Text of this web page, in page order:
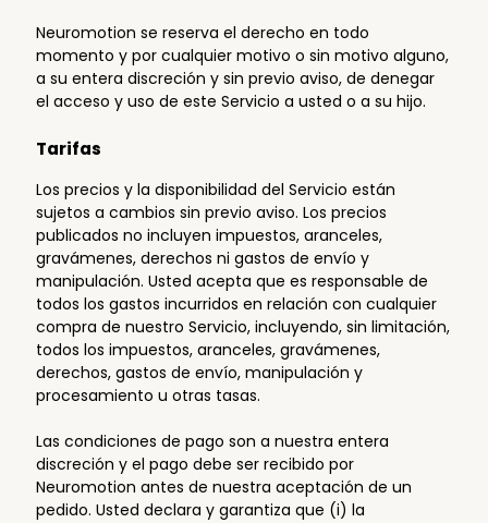
Neuromotion se reserva el derecho en todo
momento y por cualquier motivo o sin motivo alguno,
a su entera discreción y sin previo aviso, de denegar
el acceso y uso de este Servicio a usted o a su hijo.
Tarifas
Los precios y la disponibilidad del Servicio están
sujetos a cambios sin previo aviso. Los precios
publicados no incluyen impuestos, aranceles,
gravámenes, derechos ni gastos de envío y
manipulación. Usted acepta que es responsable de
todos los gastos incurridos en relación con cualquier
compra de nuestro Servicio, incluyendo, sin limitación,
todos los impuestos, aranceles, gravámenes,
derechos, gastos de envío, manipulación y
procesamiento u otras tasas.
Las condiciones de pago son a nuestra entera
discreción y el pago debe ser recibido por
Neuromotion antes de nuestra aceptación de un
pedido. Usted declara y garantiza que (i) la